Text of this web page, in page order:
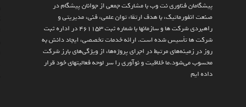
پیشگامان فناوری نت وب با مشارکت جمعی از جوانان پیشگام در
صنعت انفورماتیک، با هدف ارتقاء توان علمی، فنی، مدیریتی و
راهبردی شرکت ها و سازمان­ها با شماره ثبت 461153 در اداره ثبت
شرکت ها تأسیس شده است. ارائه خدمات تخصصی، ایجاد دانش به‌
روز در زمینه‌های مرتبط در اجرای پروژه‌ها، از ویژگی‌های بارز شرکت
محسوب می‌شود.ما خلاقیت و نوآوری را سر لوحه فعالیتهای خود قرار
داده ایم